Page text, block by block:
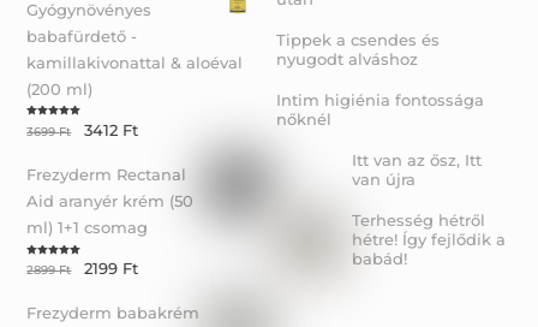
Gyógynövényes
babafürdető -
kamillakivonattal & aloéval
(200 ml)
Rated5.00
out of 5
3699Ft 3412 Ft
Frezyderm Rectanal
Aid aranyér krém (50
ml) 1+1 csomag
Rated5.00
out of 5
2899Ft 2199 Ft
Frezyderm babakrém
Tippek a csendes és
nyugodt alváshoz
Intim higiénia fontossága
nőknél
Itt van az ősz, Itt
van újra
Terhesség hétről
hétre! Így fejlődik a
babád!